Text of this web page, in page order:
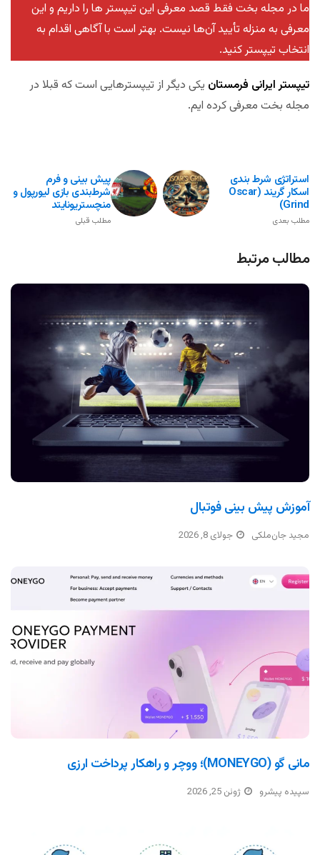
ما در مجله بخت فقط قصد معرفی این تیپستر ها را داریم و این
معرفی به منزله تأیید آن‌ها نیست. بهتر است با آگاهی اقدام به
انتخاب تیپستر کنید.
تیپستر ایرانی فرمستان یکی دیگر از تیپسترهایی است که قبلا در
مجله بخت معرفی کرده ایم.
پیش‌ بینی و فرم
شرط‌بندی بازی لیورپول و
منچستریونایتد
مطلب قبلی
استراتژی شرط بندی
اسکار گریند (Oscar
Grind)
مطلب بعدی
مطالب مرتبط
آموزش پیش بینی فوتبال
مجید جان‌ملکی جولای 8, 2026
مانی گو (MONEYGO)؛ ووچر و راهکار پرداخت ارزی
سپیده پیشرو ژوئن 25, 2026